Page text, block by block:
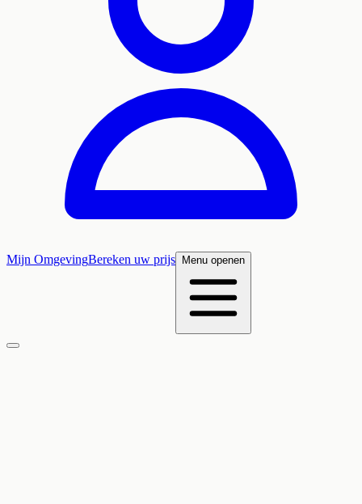
Mijn OmgevingBereken uw prijs Menu openen